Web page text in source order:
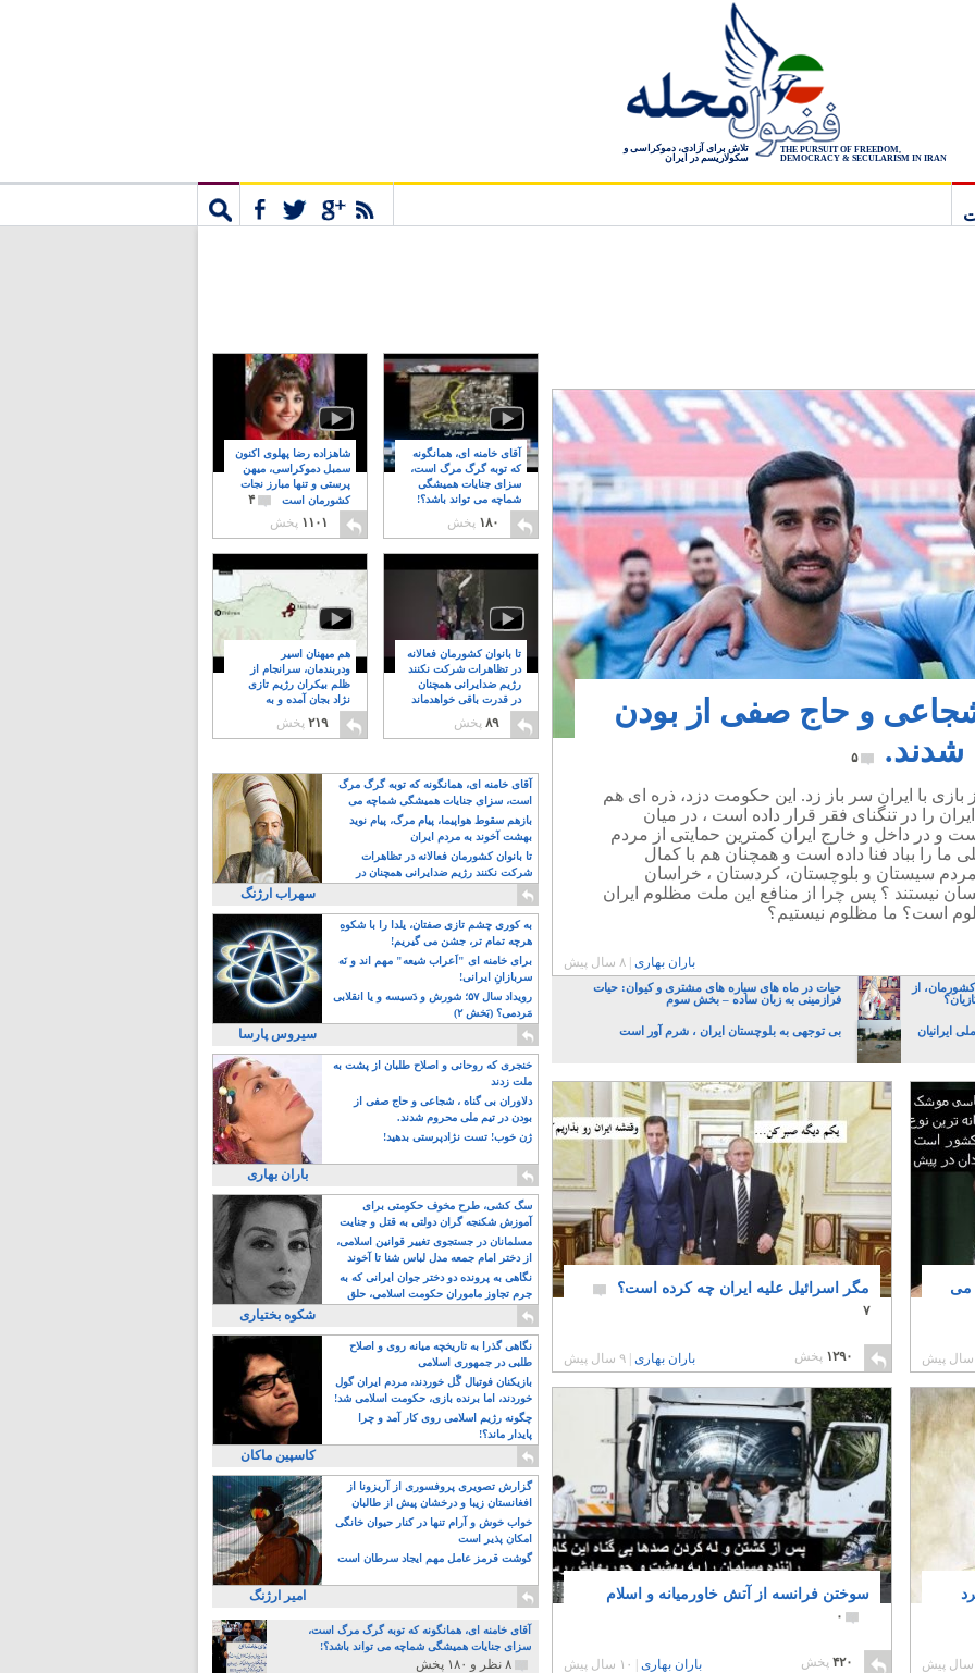
THE PURSUIT OF FREEDOM,
DEMOCRACY & SECULARISM IN IRAN
تلاش برای آزادی، دموکراسی و
سکولاریسم در ایران
شجاعی و حاج صفی از بودن
شدند.
۵
با ایران سر باز زد. این حکومت دزد، ذره ای هم
را در تنگنای فقر قرار داده است ، در میان
و در داخل و خارج ایران کمترین حمایتی از مردم
ما را بباد فنا داده است و همچنان هم با کمال
سیستان و بلوچستان، کردستان ، خراسان
نیستند ؟ پس چرا از منافع این ملت مظلوم ایران
است؟ ما مظلوم نیستیم؟
باران بهاری ۸ سال پیش
از
حیات در ماه های سیاره های مشتری و کیوان: حیات
فرازمینی به زبان ساده – بخش سوم
ایرانیان
بی توجهی به بلوچستان ایران ، شرم آور است
می
مگر اسرائیل علیه ایران چه کرده است؟
۷
۱۲۹۰ پخش باران بهاری ۹ سال پیش
سوختن فرانسه از آتش خاورمیانه و اسلام
۰
۴۲۰پخش باران بهاری ۱۰ سال پیش
شاهزاده رضا پهلوی اکنون
سمبل دموکراسی، میهن
پرستی و تنها مبارز نجات
کشورمان است
۴
۱۱۰۱ پخش
آقای خامنه ای، همانگونه
که توبه گرگ مرگ است،
سزای جنایات همیشگی
شماچه می تواند باشد؟!
۸
۱۸۰ پخش
هم میهنان اسیر
ودربندمان، سرانجام از
ظلم بیکران رژیم تازی
نژاد بجان آمده و به
۲۱۹ پخش
تا بانوان کشورمان فعالانه
در تظاهرات شرکت نکنند
رژیم ضدایرانی همچنان
در قدرت باقی خواهدماند
۸
۸۹ پخش
آقای خامنه ای، همانگونه که توبه گرگ مرگ
است، سزای جنایات همیشگی شماچه می
تواند باشد؟!
بازهم سقوط هواپیما، پیام مرگ، پیام نوید
بهشت آخوند به مردم ایران
تا بانوان کشورمان فعالانه در تظاهرات
شرکت نکنند رژیم ضدایرانی همچنان در
قدرت باقی خواهدماند
سهراب ارژنگ
به کوری چشم تازی صفتان، یلدا را با شکوهِ
هرچه تمام تر، جشن می گیریم!
برای خامنه ای "اَعراب شیعه" مهم اند و نَه
سربازانِ ایرانی!
رویداد سال ۵۷؛ شورش و دَسیسه و یا انقلابی
مَردمی؟ (بَخش ۲)
سیروس پارسا
خنجری که روحانی و اصلاح طلبان از پشت به
ملت زدند
دلاوران بی گناه ، شجاعی و حاج صفی از
بودن در تیم ملی محروم شدند.
ژن خوب! تست نژادپرستی بدهید!
باران بهاری
سگ کشی، طرح مخوف حکومتی برای
آموزش شکنجه گران دولتی به قتل و جنایت
بیشتر
مسلمانان در جستجوی تغییر قوانین اسلامی،
از دختر امام جمعه مدل لباس شنا تا آخوند
مسلمان همجنسگرا!
نگاهی به پرونده دو دختر جوان ایرانی که به
جرم تجاوز ماموران حکومت اسلامی، حلق
آویز شدند!
شکوه بختیاری
نگاهی گذرا به تاریخچه میانه روی و اصلاح
طلبی در جمهوری اسلامی
بازیکنان فوتبال گًل خوردند، مردم ایران گول
خوردند، اما برنده بازی، حکومت اسلامی شد!
چگونه رژیم اسلامی روی کار آمد و چرا
پایدار ماند؟!
کاسپین ماکان
گزارش تصویری پروفسوری از آریزونا از
افغانستان زیبا و درخشان پیش از طالبان
خواب خوش و آرام تنها در کنار حیوان خانگی
امکان پذیر است
گوشت قرمز عامل مهم ایجاد سرطان است
امیر ارژنگ
آقای خامنه ای، همانگونه که توبه گرگ مرگ است،
سزای جنایات همیشگی شماچه می تواند باشد؟!
۸ نظر و ۱۸۰ پخش